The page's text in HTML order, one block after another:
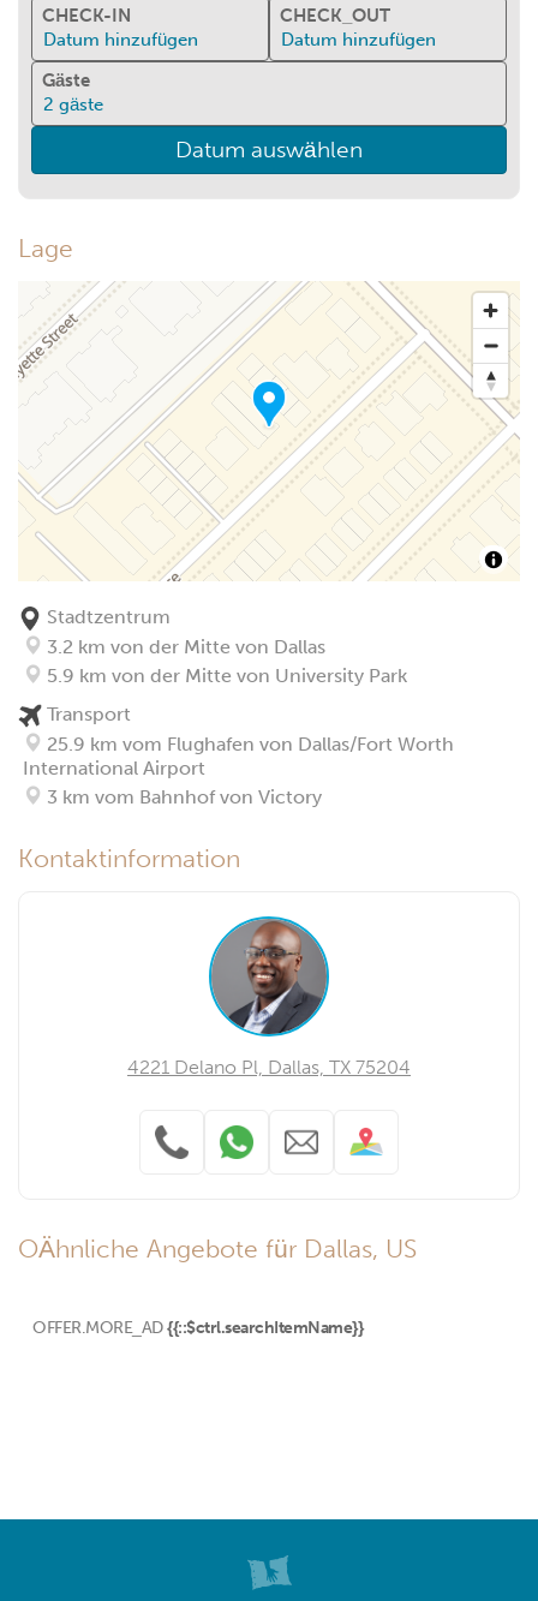
CHECK-IN
Datum hinzufügen
CHECK_OUT
Datum hinzufügen
Gäste
2 gäste
Datum auswählen
Lage
Stadtzentrum
3.2 km von der Mitte von Dallas
5.9 km von der Mitte von University Park
Transport
25.9 km vom Flughafen von Dallas/Fort Worth
International Airport
3 km vom Bahnhof von Victory
Kontaktinformation
4221 Delano Pl, Dallas, TX 75204
OÄhnliche Angebote für Dallas, US
OFFER.MORE_AD {{::$ctrl.searchItemName}}